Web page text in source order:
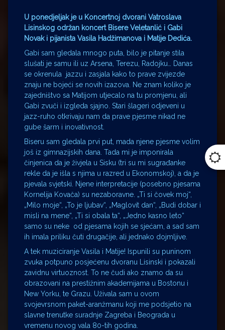
U ponedjeljak je u Koncertnoj dvorani Vatroslava
Lisinskog održan koncert Bisere Veletanlić i Gabi
Novak i pijanista Vasila Hadžimanova i Matije Dedića.
Gabi sam gledala mnogo puta, bilo je pitanje stila
slušati je samu ili uz Arsena, Terezu, Radojku… Danas
se okrenula jazzu i zasjala kako to prave zvijezde
znaju ne bojeći se novih izazova. Ne znam koliko je
zajedništvo sa Matijom utjecalo na tu promjenu, ali
Gabi zvuči i izgleda sjajno. Stari šlageri odjeveni u
jazz-ruho otkrivaju nam da prave pjesme nikad ne
gube šarm i inovativnost.
Biseru sam gledala prvi put, mada njene pjesme volim
još iz gimnazijskih dana. Tada mi je imponirala
činjenica da je živjela u Sisku (tri su mi sugrađanke
rekle da je išla s njima u razred u Ekonomskoj), a da je
pjevala svjetski. Njene interpretacije (posebno pjesama
Kornelija Kovača) su nezaboravne. „Ti si čovek moj“,
„Milo moje“, „To je ljubav“, „Maglovit dan“, „Budi dobar i
misli na mene“, „Ti si obala ta“, „Jedno kasno leto“
samo su neke od pjesama kojih se sjećam, a sad sam
ih imala priliku čuti drugačije, ali jednako dojmljive.
A tek muziciranje Vasila i Matije! Ispunili su puninom
zvuka potpuno posjećenu dvoranu Lisinski i pokazali
zavidnu virtuoznost. To ne čudi ako znamo da su
obrazovani na prestižnim akademijama u Bostonu i
New Yorku, te Grazu. Uživala sam u ovom
svojevrsnom paket-aranžmanu koji me podsjetio na
slavne trenutke suradnje Zagreba i Beograda u
vremenu novog vala 80-tih godina.